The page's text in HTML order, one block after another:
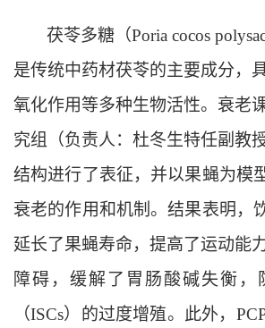
茯苓多糖（Poria cocos
是传统中药材茯苓的主要成分，
氧化作用等多种生物活性。衰老
究组（负责人：杜冬生特任副教
结构进行了表征，并以果蝇为模
衰老的作用和机制。结果表明，
延长了果蝇寿命，提高了运动能
障碍，缓解了胃肠酸碱失衡，
（ISCs）的过度增殖。此外，